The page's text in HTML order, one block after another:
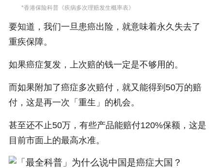
*香港保险科普《疾病多次理赔发生概率表》
要知道，我们一旦患癌出险，就意味着永久失去了
重疾保障。
如果癌症复发，上次赔的钱一定是不够用的。
而如果附加了癌症多次赔付，就又能得到50万的赔
付，这是再一次「重生」的机会。
甚至还不止50万，有些产品能赔付120%保额，这是
目前市面上的最高水准。